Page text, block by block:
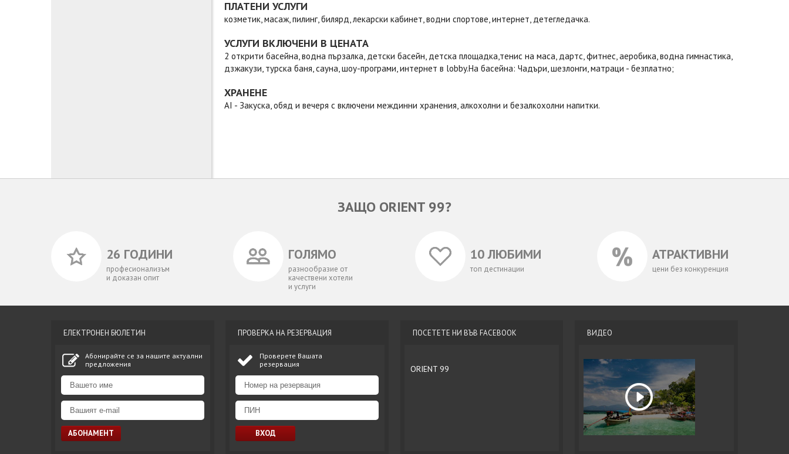
ПЛАТЕНИ УСЛУГИ
козметик, масаж, пилинг, билярд, лекарски кабинет, водни спортове, интернет, детегледачка.
УСЛУГИ ВКЛЮЧЕНИ В ЦЕНАТА
2 открити басейна, водна пързалка, детски басейн, детска площадка,тенис на маса, дартс, фитнес, аеробика, водна гимнастика,
дзжакузи, турска баня, сауна, шоу-програми, интернет в lobby.На басейна: Чадъри, шезлонги, матраци - безплатно;
ХРАНЕНЕ
AI - Закуска, обяд и вечеря с включени междинни хранения, алкохолни и безалкохолни напитки.
ЗАЩО ORIENT 99?
26 ГОДИНИ
професионализъм
и доказан опит
ГОЛЯМО
разнообразие от
качествени хотели
и услуги
10 ЛЮБИМИ
топ дестинации
АТРАКТИВНИ
цени без конкуренция
ЕЛЕКТРОНЕН БЮЛЕТИН
Абонирайте се за нашите актуални
предложения
ПРОВЕРКА НА РЕЗЕРВАЦИЯ
Проверете Вашата
резервация
ПОСЕТЕТЕ НИ ВЪВ FACEBOOK
ORIENT 99
ВИДЕО